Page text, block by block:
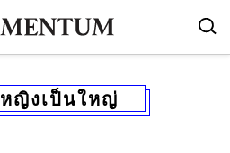
หญิงเป็นใหญ่